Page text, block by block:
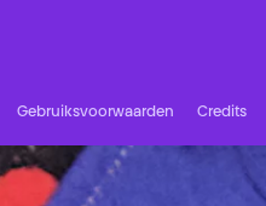
Gebruiksvoorwaarden Credits